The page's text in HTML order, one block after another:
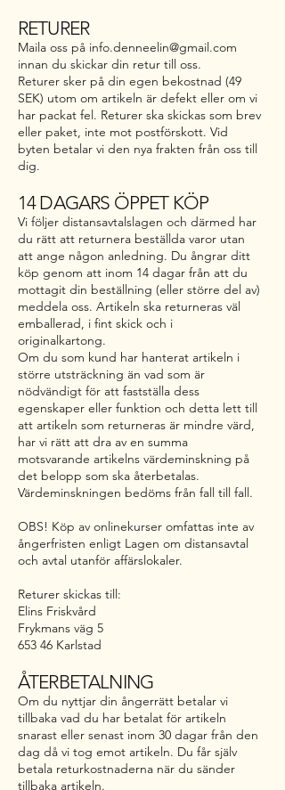
RETURER
Maila oss på info.denneelin@gmail.com
innan du skickar din retur till oss.
Returer sker på din egen bekostnad (49
SEK) utom om artikeln är defekt eller om vi
har packat fel. Returer ska skickas som brev
eller paket, inte mot postförskott. Vid
byten betalar vi den nya frakten från oss till
dig.
14 DAGARS ÖPPET KÖP
Vi följer distansavtalslagen och därmed har
du rätt att returnera beställda varor utan
att ange någon anledning. Du ångrar ditt
köp genom att inom 14 dagar från att du
mottagit din beställning (eller större del av)
meddela oss. Artikeln ska returneras väl
emballerad, i fint skick och i
originalkartong.
Om du som kund har hanterat artikeln i
större utsträckning än vad som är
nödvändigt för att fastställa dess
egenskaper eller funktion och detta lett till
att artikeln som returneras är mindre värd,
har vi rätt att dra av en summa
motsvarande artikelns värdeminskning på
det belopp som ska återbetalas.
Värdeminskningen bedöms från fall till fall.
OBS! Köp av onlinekurser omfattas inte av
ångerfristen enligt Lagen om distansavtal
och avtal utanför affärslokaler.
Returer skickas till:
Elins Friskvård
Frykmans väg 5
653 46 Karlstad
ÅTERBETALNING
Om du nyttjar din ångerrätt betalar vi
tillbaka vad du har betalat för artikeln
snarast eller senast inom 30 dagar från den
dag då vi tog emot artikeln. Du får själv
betala returkostnaderna när du sänder
tillbaka artikeln.